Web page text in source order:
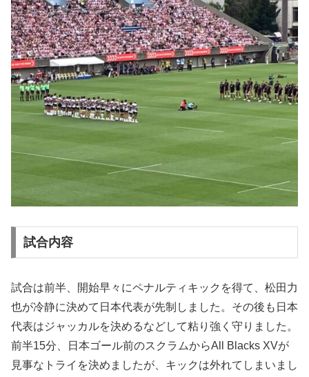
試合内容
試合は前半、開始早々にペナルティキックを得て、松田力
也が冷静に決めて日本代表が先制しました。その後も日本
代表はジャッカルを決めるなどして粘り強く守りました。
前半15分、日本ゴール前のスクラムからAll Blacks XVが
見事なトライを決めましたが、キックは外れてしまいまし